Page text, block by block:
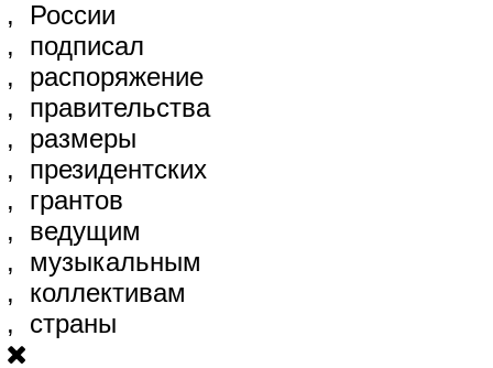
, России
, подписал
, распоряжение
, правительства
, размеры
, президентских
, грантов
, ведущим
, музыкальным
, коллективам
, страны